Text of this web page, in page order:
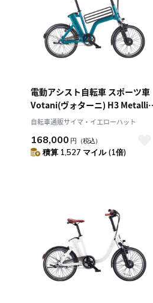
電動アシスト自転車 スポーツ車
Votani(ヴォターニ) H3 Metallic
Green 20インチ 99.Y0N64.613
自転車通販サイマ・イエローハット
168,000 円 （税込）
積算 1,527 マイル (1倍)